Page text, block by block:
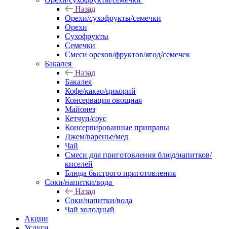
Назад
Орехи/сухофрукты/семечки
Орехи
Сухофрукты
Семечки
Смеси орехов/фруктов/ягод/семечек
Бакалея
Назад
Бакалея
Кофе/какао/цикорий
Консервация овощная
Майонез
Кетчуп/соус
Консервированные приправы
Джем/варенье/мед
Чай
Смеси для приготовления блюд/напитков/
киселей
Блюда быстрого приготовления
Соки/напитки/вода
Назад
Соки/напитки/вода
Чай холодный
Акции